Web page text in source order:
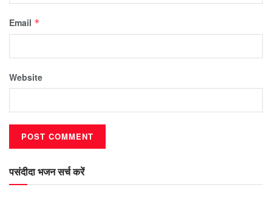
Email *
Website
पसंदीदा भजन सर्च करें